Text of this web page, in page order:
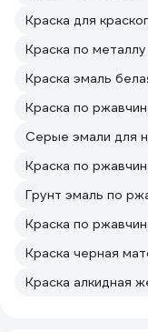
Краска для
Краска по
Краска эмаль
Краска по
Серые эмали для
Краска по
Грунт эмаль по
Краска по
Краска черная
Краска алкидная